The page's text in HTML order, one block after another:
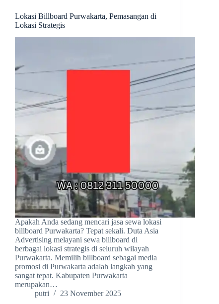
Lokasi Billboard Purwakarta, Pemasangan di
Lokasi Strategis
Apakah Anda sedang mencari jasa sewa lokasi
billboard Purwakarta? Tepat sekali. Duta Asia
Advertising melayani sewa billboard di
berbagai lokasi strategis di seluruh wilayah
Purwakarta. Memilih billboard sebagai media
promosi di Purwakarta adalah langkah yang
sangat tepat. Kabupaten Purwakarta
merupakan…
putri
23 November 2025